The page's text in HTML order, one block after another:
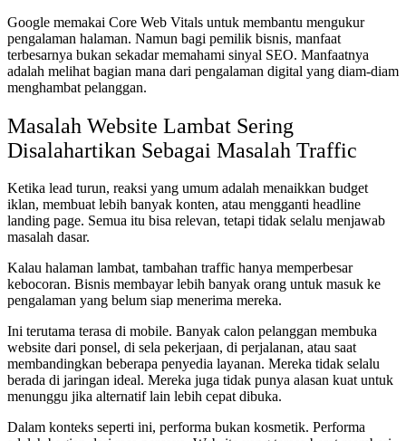
Google memakai Core Web Vitals untuk membantu mengukur
pengalaman halaman. Namun bagi pemilik bisnis, manfaat
terbesarnya bukan sekadar memahami sinyal SEO. Manfaatnya
adalah melihat bagian mana dari pengalaman digital yang diam-diam
menghambat pelanggan.
Masalah Website Lambat Sering
Disalahartikan Sebagai Masalah Traffic
Ketika lead turun, reaksi yang umum adalah menaikkan budget
iklan, membuat lebih banyak konten, atau mengganti headline
landing page. Semua itu bisa relevan, tetapi tidak selalu menjawab
masalah dasar.
Kalau halaman lambat, tambahan traffic hanya memperbesar
kebocoran. Bisnis membayar lebih banyak orang untuk masuk ke
pengalaman yang belum siap menerima mereka.
Ini terutama terasa di mobile. Banyak calon pelanggan membuka
website dari ponsel, di sela pekerjaan, di perjalanan, atau saat
membandingkan beberapa penyedia layanan. Mereka tidak selalu
berada di jaringan ideal. Mereka juga tidak punya alasan kuat untuk
menunggu jika alternatif lain lebih cepat dibuka.
Dalam konteks seperti ini, performa bukan kosmetik. Performa